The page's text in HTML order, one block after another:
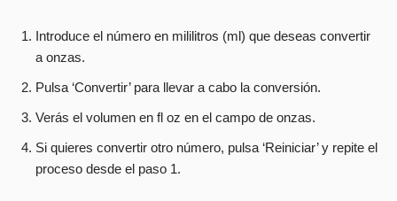
Introduce el número en mililitros (ml) que deseas convertir
a onzas.
Pulsa ‘Convertir’ para llevar a cabo la conversión.
Verás el volumen en fl oz en el campo de onzas.
Si quieres convertir otro número, pulsa ‘Reiniciar’ y repite el
proceso desde el paso 1.